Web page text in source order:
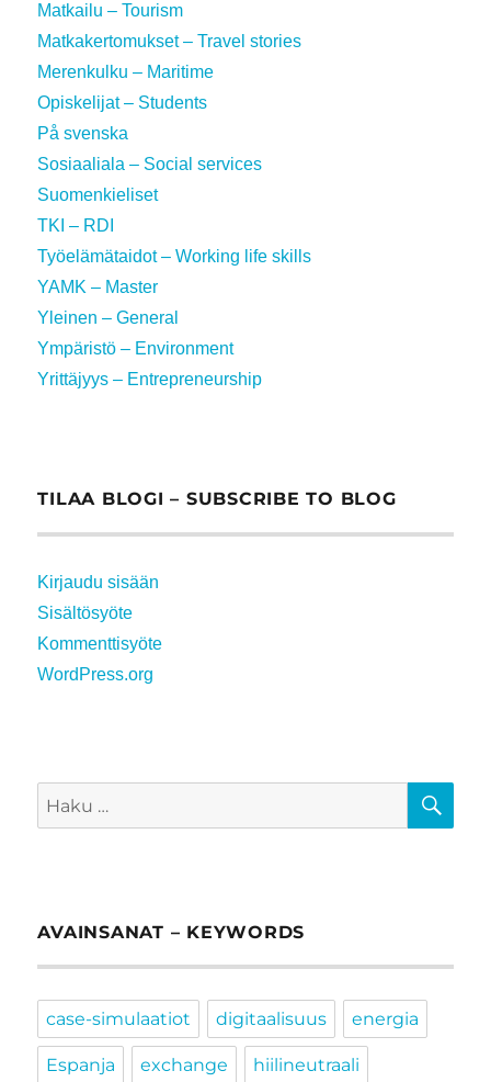
Matkailu – Tourism
Matkakertomukset – Travel stories
Merenkulku – Maritime
Opiskelijat – Students
På svenska
Sosiaaliala – Social services
Suomenkieliset
TKI – RDI
Työelämätaidot – Working life skills
YAMK – Master
Yleinen – General
Ympäristö – Environment
Yrittäjyys – Entrepreneurship
TILAA BLOGI – SUBSCRIBE TO BLOG
Kirjaudu sisään
Sisältösyöte
Kommenttisyöte
WordPress.org
Etsi:
AVAINSANAT – KEYWORDS
case-simulaatiot digitaalisuus energia
Espanja exchange hiilineutraali